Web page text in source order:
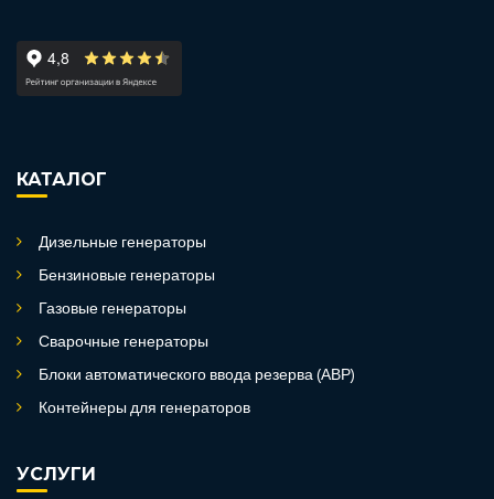
КАТАЛОГ
Дизельные генераторы
Бензиновые генераторы
Газовые генераторы
Сварочные генераторы
Блоки автоматического ввода резерва (АВР)
Контейнеры для генераторов
УСЛУГИ